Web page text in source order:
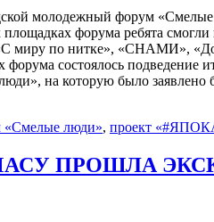
молодежный форум
форума ребята
миру по нитке», «СНАМИ»,
состоялось подведение
на которую было
люди», проект
ПРОШЛА